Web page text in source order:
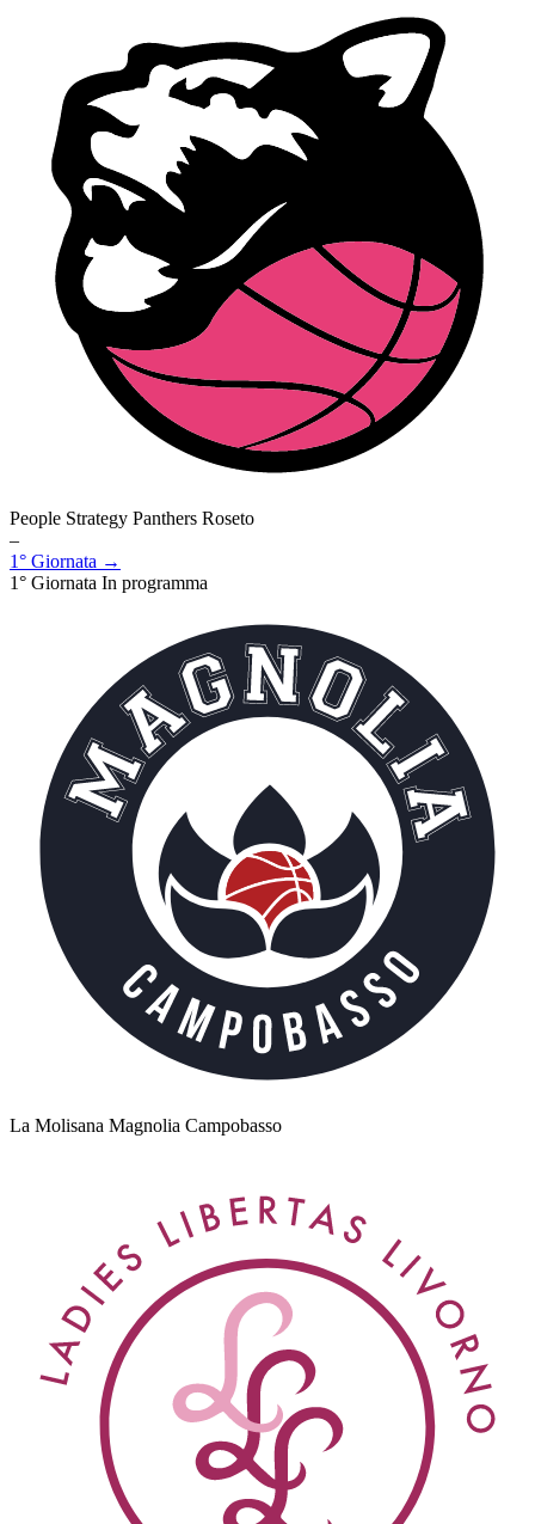
People Strategy Panthers Roseto
–
1° Giornata →
1° Giornata In programma
La Molisana Magnolia Campobasso